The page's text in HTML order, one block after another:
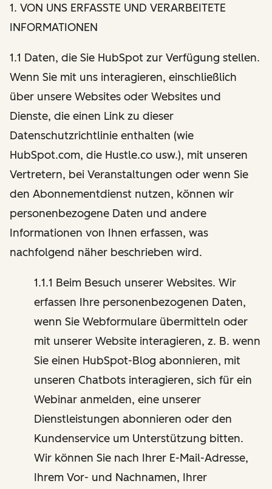
1. VON UNS ERFASSTE UND VERARBEITETE
INFORMATIONEN
1.1 Daten, die Sie HubSpot zur Verfügung stellen.
Wenn Sie mit uns interagieren, einschließlich
über unsere Websites oder Websites und
Dienste, die einen Link zu dieser
Datenschutzrichtlinie enthalten (wie
HubSpot.com, die Hustle.co usw.), mit unseren
Vertretern, bei Veranstaltungen oder wenn Sie
den Abonnementdienst nutzen, können wir
personenbezogene Daten und andere
Informationen von Ihnen erfassen, was
nachfolgend näher beschrieben wird.
1.1.1 Beim Besuch unserer Websites. Wir
erfassen Ihre personenbezogenen Daten,
wenn Sie Webformulare übermitteln oder
mit unserer Website interagieren, z. B. wenn
Sie einen HubSpot-Blog abonnieren, mit
unseren Chatbots interagieren, sich für ein
Webinar anmelden, eine unserer
Dienstleistungen abonnieren oder den
Kundenservice um Unterstützung bitten.
Wir können Sie nach Ihrer E-Mail-Adresse,
Ihrem Vor- und Nachnamen, Ihrer